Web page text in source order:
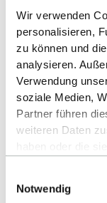
Wir verwenden
personalisieren,
zu können und
analysieren.
Verwendung
soziale Medien,
Partner führen
weiteren Daten
Alles zum
Notwendig